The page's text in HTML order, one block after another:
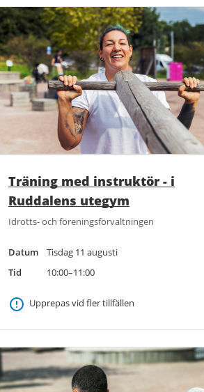
Träning med instruktör - i
Ruddalens utegym
Idrotts- och föreningsförvaltningen
Datum
Tisdag 11 augusti
Tid
10:00–11:00
Upprepas vid fler tillfällen